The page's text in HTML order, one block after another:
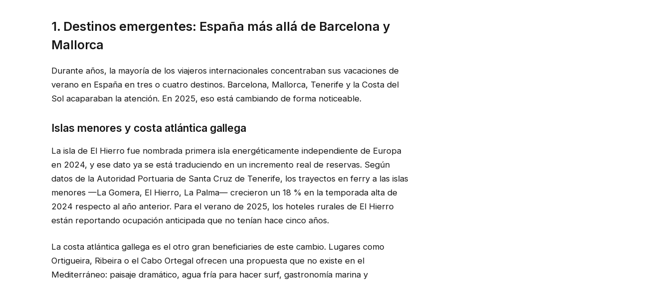
1. Destinos emergentes: España más allá de Barcelona y
Mallorca
Durante años, la mayoría de los viajeros internacionales concentraban sus vacaciones de
verano en España en tres o cuatro destinos. Barcelona, Mallorca, Tenerife y la Costa del
Sol acaparaban la atención. En 2025, eso está cambiando de forma noticeable.
Islas menores y costa atlántica gallega
La isla de El Hierro fue nombrada primera isla energéticamente independiente de Europa
en 2024, y ese dato ya se está traduciendo en un incremento real de reservas. Según
datos de la Autoridad Portuaria de Santa Cruz de Tenerife, los trayectos en ferry a las islas
menores —La Gomera, El Hierro, La Palma— crecieron un 18 % en la temporada alta de
2024 respecto al año anterior. Para el verano de 2025, los hoteles rurales de El Hierro
están reportando ocupación anticipada que no tenían hace cinco años.
La costa atlántica gallega es el otro gran beneficiaries de este cambio. Lugares como
Ortigueira, Ribeira o el Cabo Ortegal ofrecen una propuesta que no existe en el
Mediterráneo: paisaje dramático, agua fría para hacer surf, gastronomía marina y